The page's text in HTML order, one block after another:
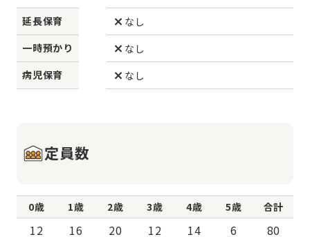
延長保育
なし
一時預かり
なし
病児保育
なし
定員数
0歳 1歳 2歳 3歳 4歳 5歳 合計
12 16 20 12 14 6 80